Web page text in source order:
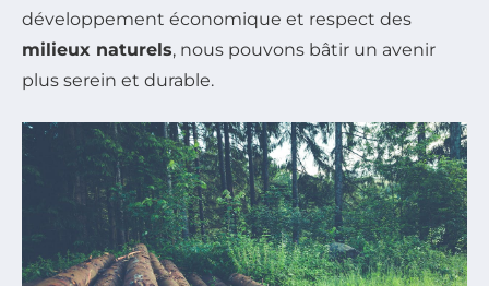
développement économique et respect des
milieux naturels, nous pouvons bâtir un avenir
plus serein et durable.